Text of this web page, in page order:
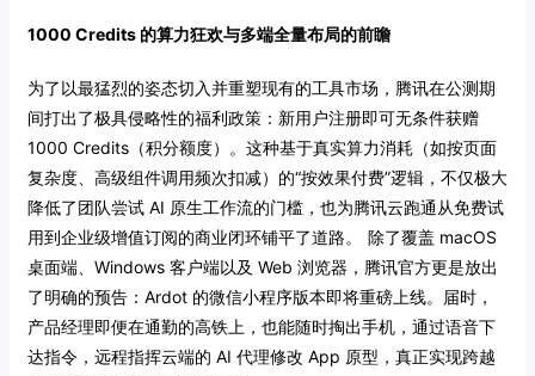
1000 Credits 的算力狂欢与多端全量布局的前瞻
为了以最猛烈的姿态切入并重塑现有的工具市场，腾讯在公测期
间打出了极具侵略性的福利政策：新用户注册即可无条件获赠
1000 Credits（积分额度）。这种基于真实算力消耗（如按页面
复杂度、高级组件调用频次扣减）的“按效果付费”逻辑，不仅极大
降低了团队尝试 AI 原生工作流的门槛，也为腾讯云跑通从免费试
用到企业级增值订阅的商业闭环铺平了道路。
除了覆盖 macOS
桌面端、Windows 客户端以及 Web 浏览器，腾讯官方更是放出
了明确的预告：Ardot 的微信小程序版本即将重磅上线。届时，
产品经理即便在通勤的高铁上，也能随时掏出手机，通过语音下
达指令，远程指挥云端的 AI 代理修改 App 原型，真正实现跨越